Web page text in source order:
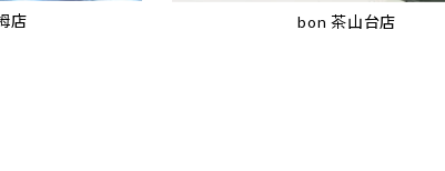
店 bon 茶山台店